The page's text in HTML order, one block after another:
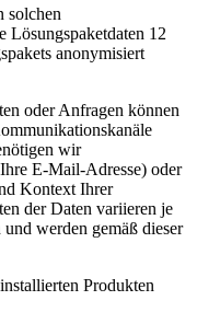
solchen
Lösungspaketdaten 12
anonymisiert
oder Anfragen können
wir
E-Mail-Adresse) oder
Kontext Ihrer
der Daten variieren je
werden gemäß dieser
Produkten